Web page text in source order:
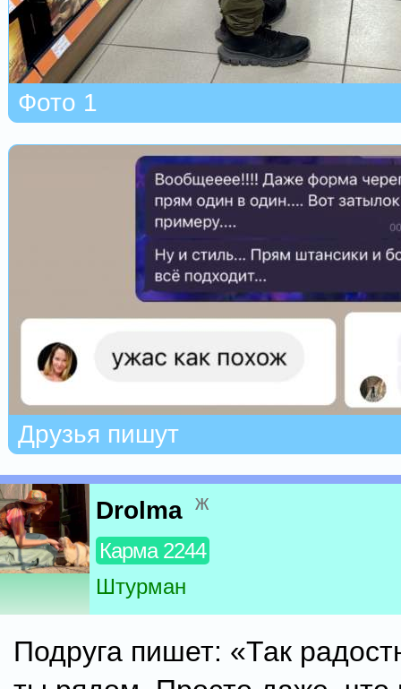
Фото 1
Друзья пишут
Drolma ж
Карма 2244
Штурман
Подруга пишет: «Так